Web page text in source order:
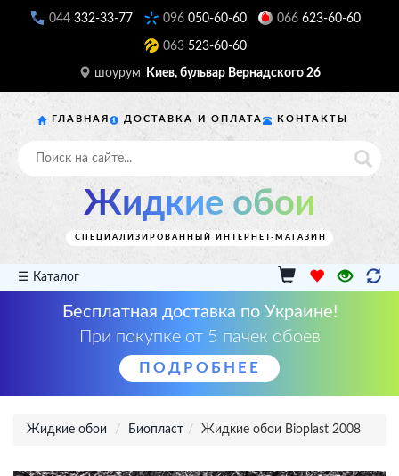
044 332-33-77 096 050-60-60 066 623-60-60
063 523-60-60
шоурум Киев, бульвар Вернадского 26
ГЛАВНАЯ ДОСТАВКА И ОПЛАТА КОНТАКТЫ
Жидкие обои
СПЕЦИАЛИЗИРОВАННЫЙ ИНТЕРНЕТ-МАГАЗИН
☰ Каталог
Бесплатная доставка по Украине!
При покупке от 5 пачек обоев
ПОДРОБНЕЕ
Жидкие обои Биопласт Жидкие обои Bioplast 2008